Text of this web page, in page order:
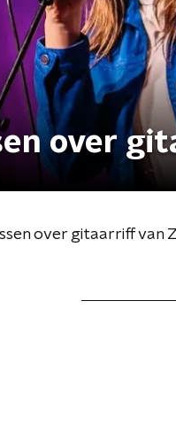
over
over gitaarriff van